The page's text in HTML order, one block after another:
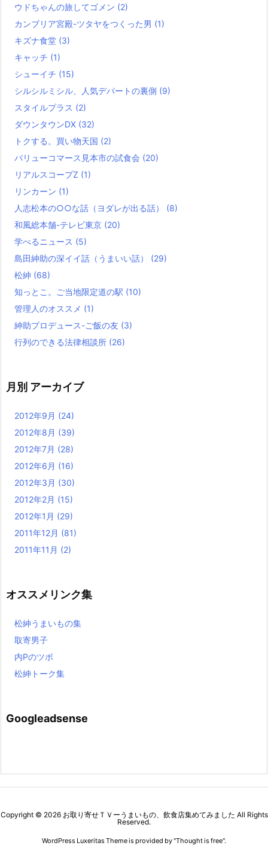
ウドちゃんの旅してゴメン (2)
カンブリア宮殿-ツタヤをつくった男 (1)
キズナ食堂 (3)
キャッチ (1)
シューイチ (15)
シルシルミシル、人気デパートの裏側 (9)
スタイルプラス (2)
ダウンタウンDX (32)
トクする。買い物天国 (2)
バリューコマース見本市の試食会 (20)
リアルスコープZ (1)
リンカーン (1)
人志松本の○○な話（ヨダレが出る話） (8)
和風総本舗-テレビ東京 (20)
学べるニュース (5)
島田紳助の深イイ話（うまいい話） (29)
松紳 (68)
知っとこ。ご当地限定道の駅 (10)
管理人のオススメ (1)
紳助プロデュース-ご飯の友 (3)
行列のできる法律相談所 (26)
月別 アーカイブ
2012年9月 (24)
2012年8月 (39)
2012年7月 (28)
2012年6月 (16)
2012年3月 (30)
2012年2月 (15)
2012年1月 (29)
2011年12月 (81)
2011年11月 (2)
オススメリンク集
松紳うまいもの集
取寄男子
内Pのツボ
松紳トーク集
Googleadsense
Copyright © 2026 お取り寄せＴＶーうまいもの、飲食店集めてみました All Rights
Reserved.
WordPress Luxeritas Theme is provided by "Thought is free".